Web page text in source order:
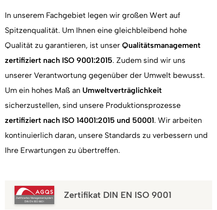
In unserem Fachgebiet legen wir großen Wert auf
Spitzenqualität. Um Ihnen eine gleichbleibend hohe
Qualität zu garantieren, ist unser Qualitätsmanagement
zertifiziert nach ISO 9001:2015. Zudem sind wir uns
unserer Verantwortung gegenüber der Umwelt bewusst.
Um ein hohes Maß an Umweltverträglichkeit
sicherzustellen, sind unsere Produktionsprozesse
zertifiziert nach ISO 14001:2015 und 50001. Wir arbeiten
kontinuierlich daran, unsere Standards zu verbessern und
Ihre Erwartungen zu übertreffen.
Zertifikat DIN EN ISO 9001